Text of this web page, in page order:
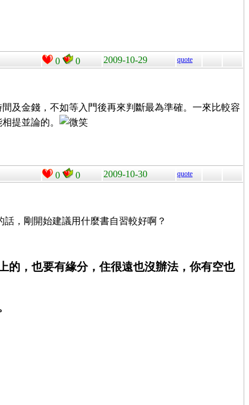
0 0 2009-10-29 quote
及金錢，不如等入門後再來判斷最為準確。一來比較容
提並論的。
0 0 2009-10-30 quote
，剛開始建議用什麼書自習較好啊？
的，也要有緣分，住很遠也沒辦法，你有空也